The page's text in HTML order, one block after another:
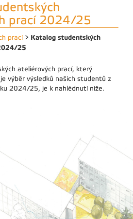
prací 2024/25
prací> Katalog studentských
25
ateliérových prací, který
výběr výsledků našich studentů z
2024/25, je k nahlédnutí níže.